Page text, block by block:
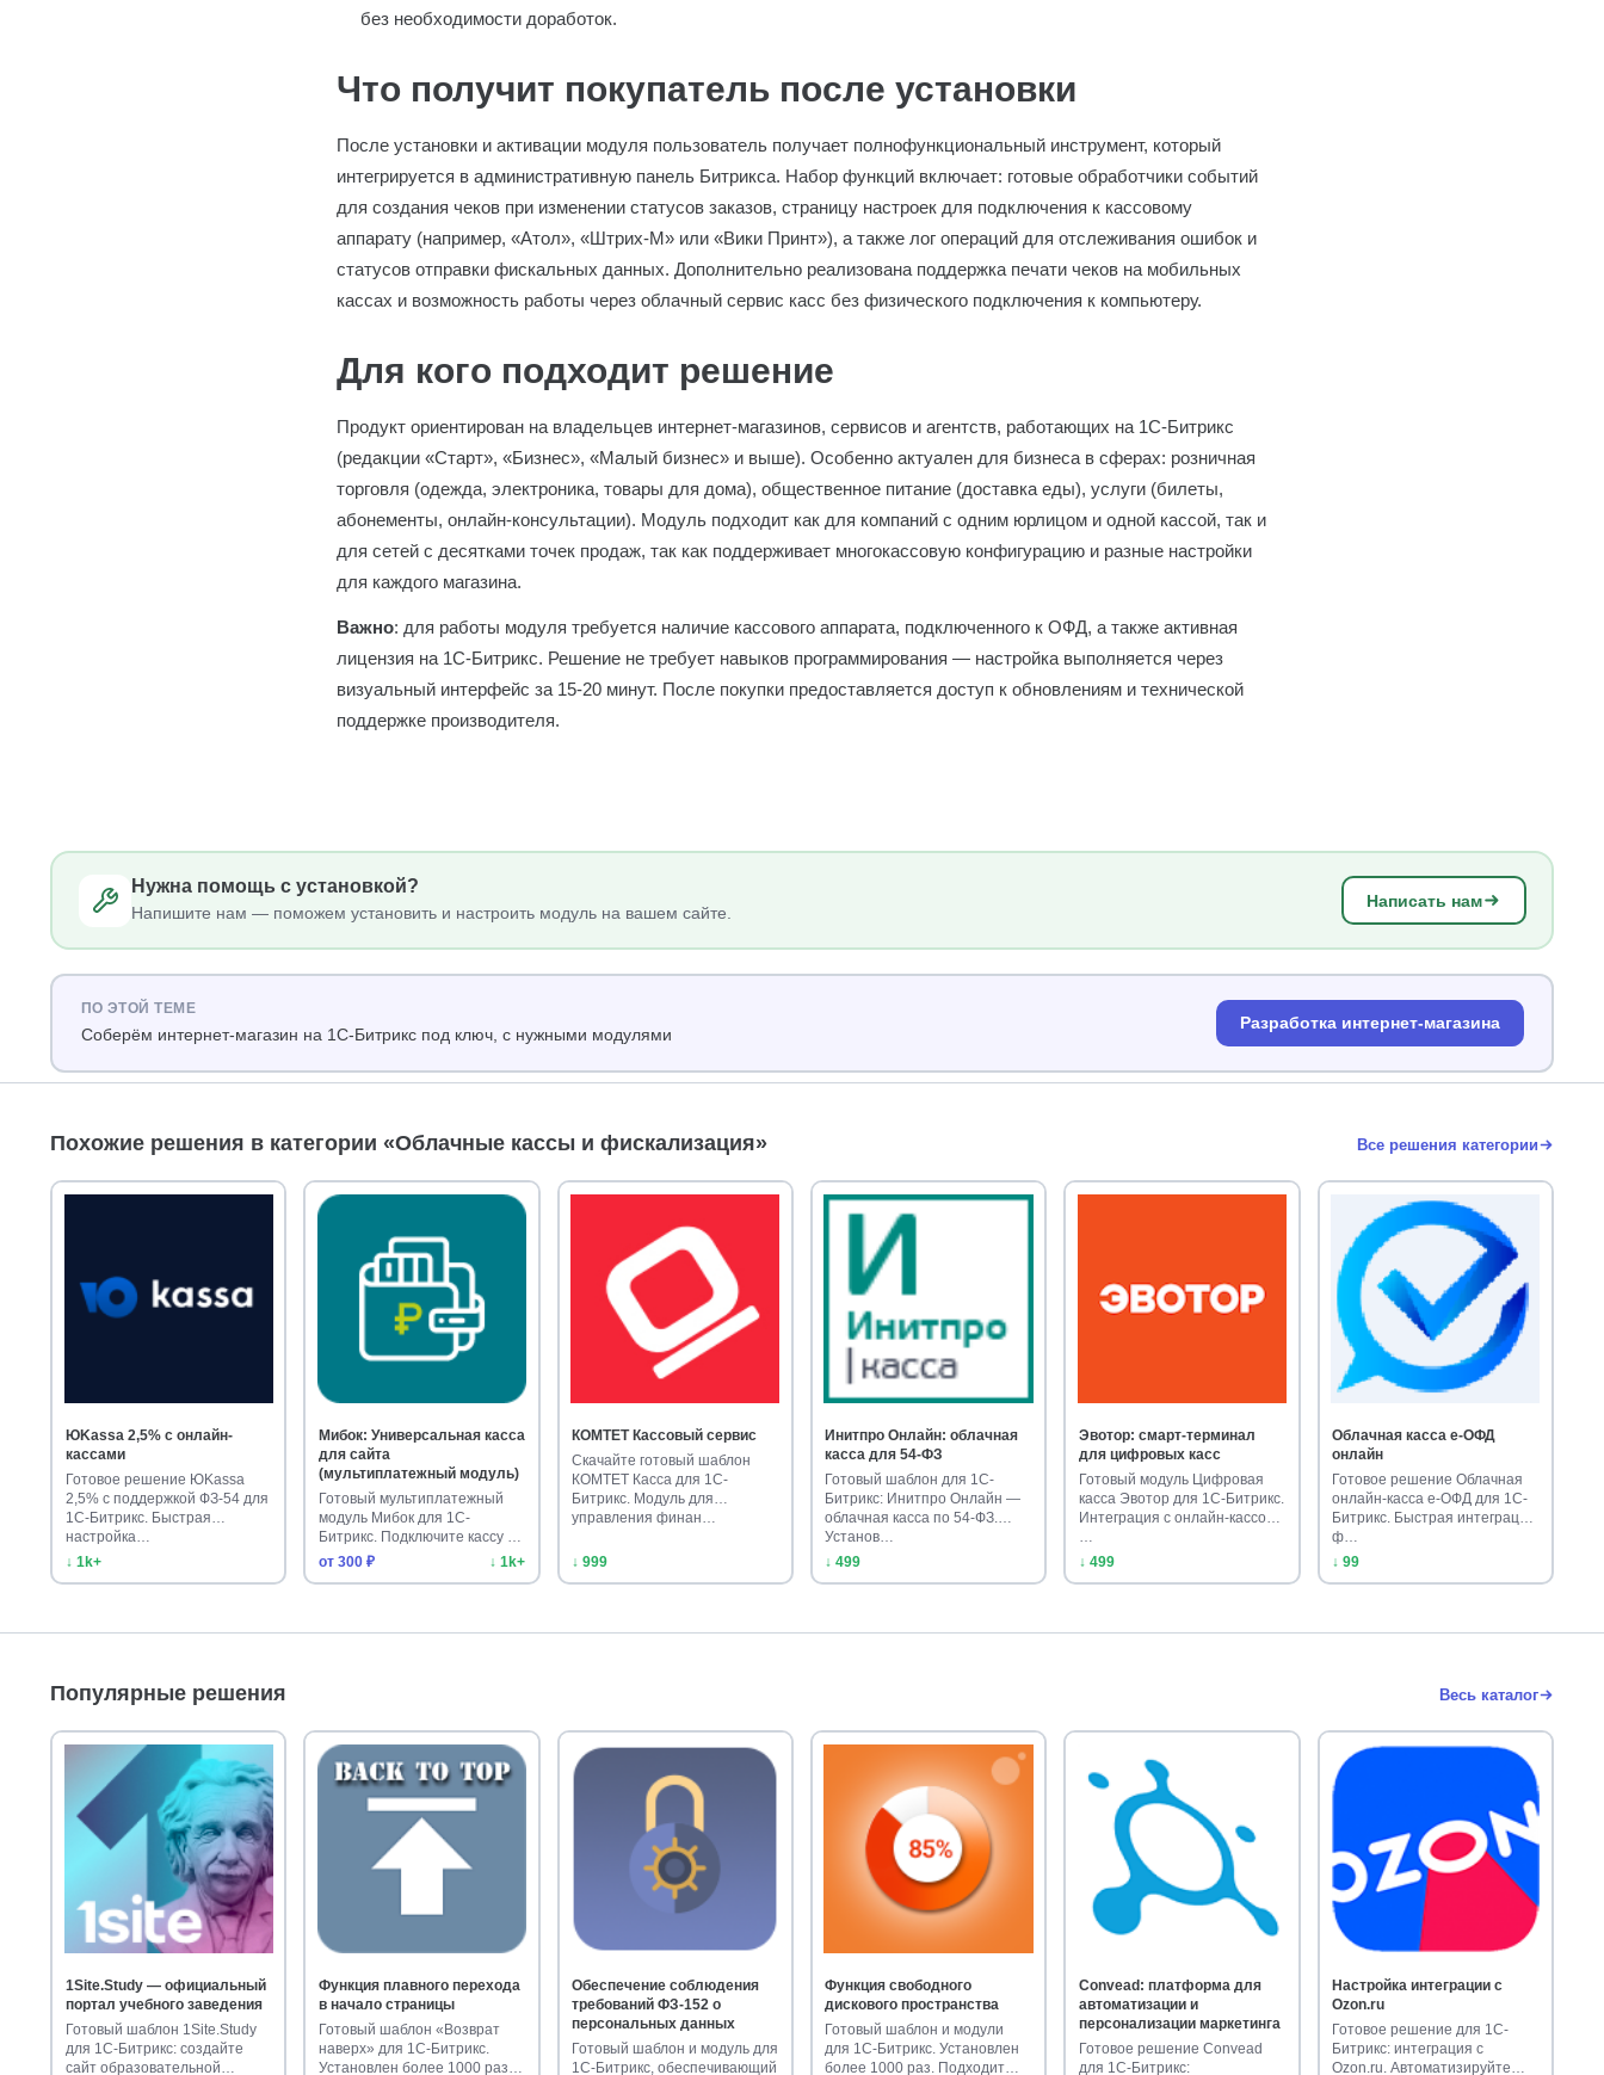
без необходимости доработок.
Что получит покупатель после установки
После установки и активации модуля пользователь получает полнофункциональный инструмент, который
интегрируется в административную панель Битрикса. Набор функций включает: готовые обработчики событий
для создания чеков при изменении статусов заказов, страницу настроек для подключения к кассовому
аппарату (например, «Атол», «Штрих-М» или «Вики Принт»), а также лог операций для отслеживания ошибок и
статусов отправки фискальных данных. Дополнительно реализована поддержка печати чеков на мобильных
кассах и возможность работы через облачный сервис касс без физического подключения к компьютеру.
Для кого подходит решение
Продукт ориентирован на владельцев интернет-магазинов, сервисов и агентств, работающих на 1С-Битрикс
(редакции «Старт», «Бизнес», «Малый бизнес» и выше). Особенно актуален для бизнеса в сферах: розничная
торговля (одежда, электроника, товары для дома), общественное питание (доставка еды), услуги (билеты,
абонементы, онлайн-консультации). Модуль подходит как для компаний с одним юрлицом и одной кассой, так и
для сетей с десятками точек продаж, так как поддерживает многокассовую конфигурацию и разные настройки
для каждого магазина.
Важно: для работы модуля требуется наличие кассового аппарата, подключенного к ОФД, а также активная
лицензия на 1С-Битрикс. Решение не требует навыков программирования — настройка выполняется через
визуальный интерфейс за 15-20 минут. После покупки предоставляется доступ к обновлениям и технической
поддержке производителя.
Нужна помощь с установкой?
Напишите нам — поможем установить и настроить модуль на вашем сайте.
Написать нам
ПО ЭТОЙ ТЕМЕ
Соберём интернет-магазин на 1С-Битрикс под ключ, с нужными модулями
Разработка интернет-магазина
Похожие решения в категории «Облачные кассы и фискализация» Все решения категории
ЮKassa 2,5% с онлайн-
кассами
Готовое решение ЮKassa
2,5% с поддержкой ФЗ-54 для
1С-Битрикс. Быстрая
настройка…
↓ 1k+
Мибок: Универсальная касса
для сайта
(мультиплатежный модуль)
Готовый мультиплатежный
модуль Мибок для 1С-
Битрикс. Подключите кассу на
сайт за…
от 300 ₽ ↓ 1k+
КОМТЕТ Кассовый сервис
Скачайте готовый шаблон
КОМТЕТ Касса для 1С-
Битрикс. Модуль для
управления финан…
↓ 999
Инитпро Онлайн: облачная
касса для 54-ФЗ
Готовый шаблон для 1С-
Битрикс: Инитпро Онлайн —
облачная касса по 54-ФЗ.
Установ…
↓ 499
Эвотор: смарт-терминал
для цифровых касс
Готовый модуль Цифровая
касса Эвотор для 1С-Битрикс.
Интеграция с онлайн-кассой,
…
↓ 499
Облачная касса е-ОФД
онлайн
Готовое решение Облачная
онлайн-касса е-ОФД для 1С-
Битрикс. Быстрая интеграция
ф…
↓ 99
Популярные решения Весь каталог
1Site.Study — официальный
портал учебного заведения
Готовый шаблон 1Site.Study
для 1С-Битрикс: создайте
сайт образовательной
Функция плавного перехода
в начало страницы
Готовый шаблон «Возврат
наверх» для 1С-Битрикс.
Установлен более 1000 раз.
Обеспечение соблюдения
требований ФЗ-152 о
персональных данных
Готовый шаблон и модуль для
1С-Битрикс, обеспечивающий
Функция свободного
дискового пространства
Готовый шаблон и модули
для 1С-Битрикс. Установлен
более 1000 раз. Подходит
Convead: платформа для
автоматизации и
персонализации маркетинга
Готовое решение Convead
для 1С-Битрикс:
Настройка интеграции с
Ozon.ru
Готовое решение для 1С-
Битрикс: интеграция с
Ozon.ru. Автоматизируйте